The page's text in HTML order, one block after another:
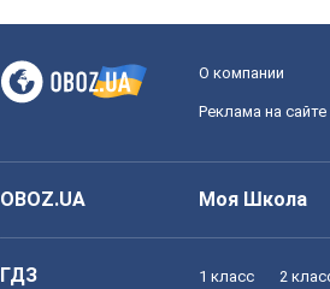
О компании
Реклама на сайте
OBOZ.UA Моя Школа
ГДЗ 1 класс 2